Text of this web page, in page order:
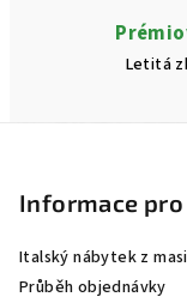
Letitá
Informace pro
Italský nábytek z
Průběh objednávky